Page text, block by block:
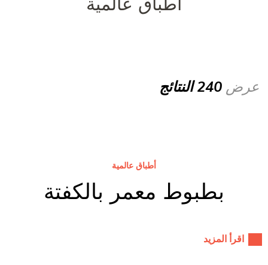
عرض 240 النتائج
أطباق عالمية
بطبوط معمر بالكفتة
اقرأ المزيد